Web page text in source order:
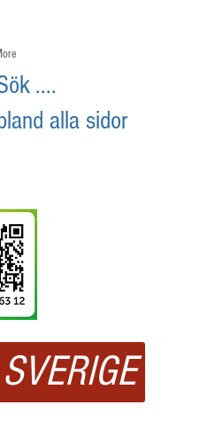
....
alla sidor